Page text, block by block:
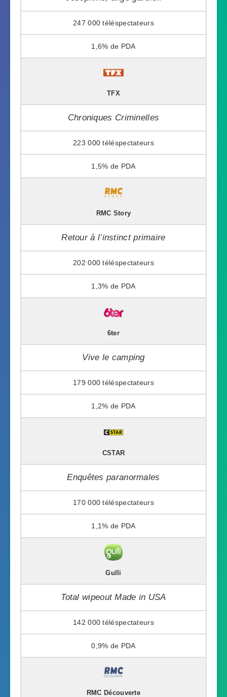
247 000
1,6%
TFX
Chroniques Criminelles
223 000
1,5%
RMC Story
Retour à l’instinct primaire
202 000
1,3%
6ter
Vive le camping
179 000
1,2%
CSTAR
Enquêtes paranormales
170 000
1,1%
Gulli
Total wipeout Made in USA
142 000
0,9%
RMC Découverte